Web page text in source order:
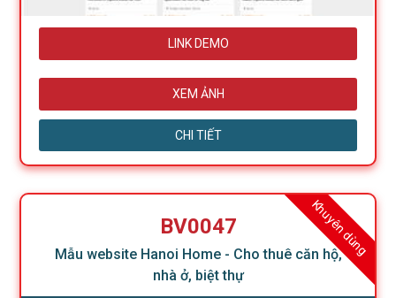
LINK DEMO
XEM ẢNH
CHI TIẾT
Khuyên dùng
BV0047
Mẫu website Hanoi Home - Cho thuê căn hộ,
nhà ở, biệt thự